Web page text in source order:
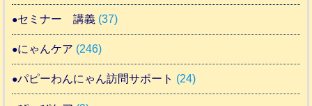
セミナー 講義 (37)
にゃんケア (246)
パピーわんにゃん訪問サポート (24)